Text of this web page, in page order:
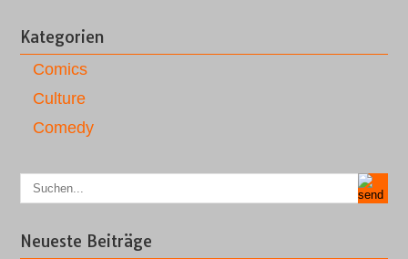
Kategorien
Comics
Culture
Comedy
Neueste Beiträge